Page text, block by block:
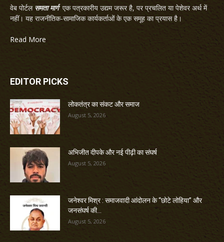
वेब पोर्टल समता मार्गएक पत्रकारीय उद्यम जरूर है, पर प्रचलित या पेशेवर अर्थ में
नहीं। यह राजनीतिक-सामाजिक कार्यकर्ताओं के एक समूह का प्रयास है।
Read More
EDITOR PICKS
लोकतंत्र का संकट और समाज
August 5, 2026
अभिजीत दीपके और नई पीढ़ी का संघर्ष
August 5, 2026
जनेश्वर मिश्र : समाजवादी आंदोलन के “छोटे लोहिया” और
जनसंघर्ष की...
August 5, 2026